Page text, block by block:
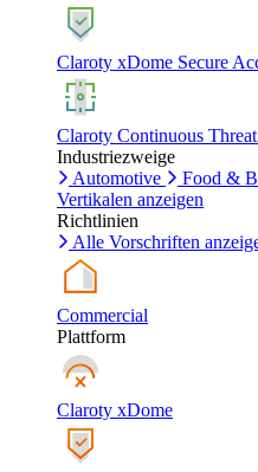
Claroty xDome Secure
Claroty Continuous
Industriezweige
Automotive
Food &
Vertikalen anzeigen
Richtlinien
Alle Vorschriften
Commercial
Plattform
Claroty xDome